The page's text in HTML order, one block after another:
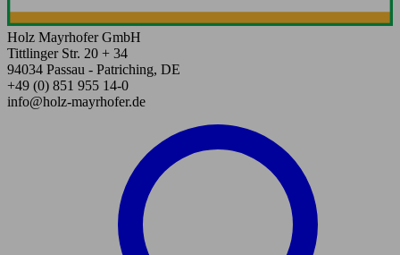
Holz Mayrhofer GmbH
Tittlinger Str. 20 + 34
94034 Passau - Patriching, DE
+49 (0) 851 955 14-0
info@holz-mayrhofer.de